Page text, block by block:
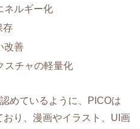
ネルギー化
存
改善
スチャの軽量化
めているように、PICOは
り、漫画やイラスト、UI画